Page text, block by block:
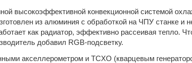
высокоэффективной конвекционной системой
из алюминия с обработкой на ЧПУ станке и
как радиатор, эффективно рассеивая тепло.
добавил RGB-подсветку.
акселлерометром и TCXO (кварцевым